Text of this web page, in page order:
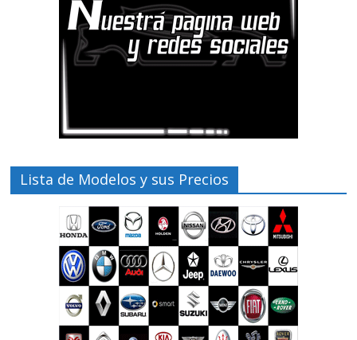
Lista de Modelos y sus Precios